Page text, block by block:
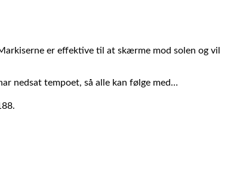
er effektive til at skærme mod solen og vil
nedsat tempoet, så alle kan følge med…